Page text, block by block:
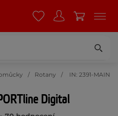
Rotany IN: 2391-MAIN
Digital